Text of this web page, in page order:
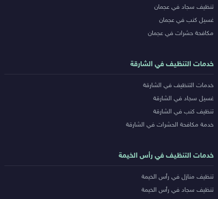
تنظيف سجاد في عجمان
غسيل كنب في عجمان
مكافحة حشرات في عجمان
خدمات التنظيف في الشارقة
خدمات التنظيف في الشارقة
غسيل سجاد في الشارقة
تنظيف كنب في الشارقة
خدمة مكافحة الحشرات في الشارقة
خدمات التنظيف في رأس الخيمة
تنظيف منازل في رأس الخيمة
تنظيف سجاد في رأس الخيمة